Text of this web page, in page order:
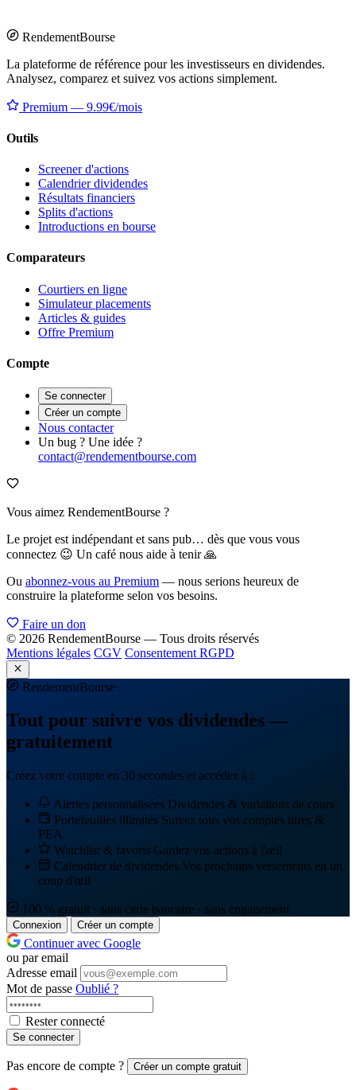
RendementBourse
La plateforme de référence pour les investisseurs en dividendes.
Analysez, comparez et suivez vos actions simplement.
Premium — 9.99€/mois
Outils
Screener d'actions
Calendrier dividendes
Résultats financiers
Splits d'actions
Introductions en bourse
Comparateurs
Courtiers en ligne
Simulateur placements
Articles & guides
Offre Premium
Compte
Se connecter
Créer un compte
Nous contacter
Un bug ? Une idée ?
contact@rendementbourse.com
Vous aimez RendementBourse ?
Le projet est indépendant et sans pub… dès que vous vous
connectez 😉 Un café nous aide à tenir 🙏
Ou abonnez-vous au Premium — nous serions heureux de
construire la plateforme selon vos besoins.
Faire un don
© 2026 RendementBourse — Tous droits réservés
Mentions légales CGV Consentement RGPD
RendementBourse
Tout pour suivre vos dividendes —
gratuitement
Créez votre compte en 30 secondes et accédez à :
Alertes personnalisées Dividendes & variations de cours
Portefeuilles illimités Suivez tous vos comptes titres &
PEA
Watchlist & favoris Gardez vos actions à l'œil
Calendrier de dividendes Vos prochains versements en un
coup d'œil
100 % gratuit · sans carte bancaire · sans engagement
Connexion Créer un compte
Continuer avec Google
ou par email
Adresse email
Mot de passe Oublié ?
Rester connecté
Se connecter
Pas encore de compte ? Créer un compte gratuit